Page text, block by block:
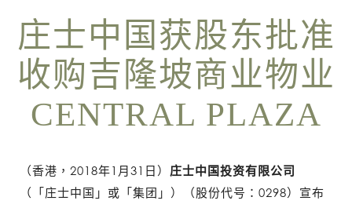
庄士中国获股东批准
收购吉隆坡商业物业
CENTRAL PLAZA
（香港，2018年1月31日） 庄士中国投资有限公司
（「庄士中国」或「集团」）（股份代号：0298）宣布